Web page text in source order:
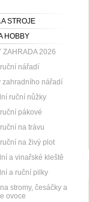
STROJE
HOBBY
ZAHRADA 2026
nářadí
zahradního nářadí
ruční nůžky
pákové
na trávu
na živý plot
a vinařské kleště
a ruční pilky
stromy, česáčky a
ovoce